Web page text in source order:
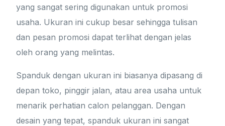
yang sangat sering digunakan untuk promosi
usaha. Ukuran ini cukup besar sehingga tulisan
dan pesan promosi dapat terlihat dengan jelas
oleh orang yang melintas.
Spanduk dengan ukuran ini biasanya dipasang di
depan toko, pinggir jalan, atau area usaha untuk
menarik perhatian calon pelanggan. Dengan
desain yang tepat, spanduk ukuran ini sangat